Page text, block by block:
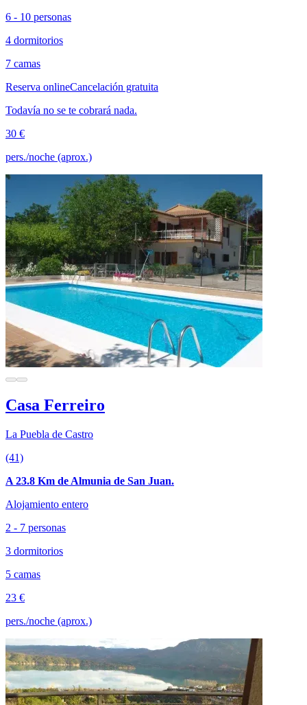
6 - 10 personas
4 dormitorios
7 camas
Reserva onlineCancelación gratuita
Todavía no se te cobrará nada.
30 €
pers./noche (aprox.)
Casa Ferreiro
La Puebla de Castro
(41)
A 23.8 Km de Almunia de San Juan.
Alojamiento entero
2 - 7 personas
3 dormitorios
5 camas
23 €
pers./noche (aprox.)